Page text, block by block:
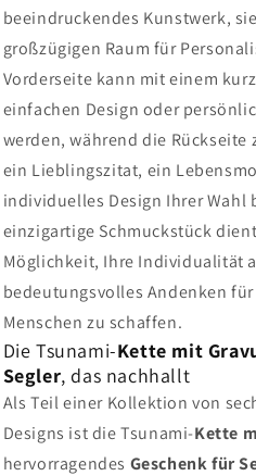
beeindruckendes Kunstwerk,
großzügigen Raum für
Vorderseite kann mit einem
einfachen Design oder
werden, während die
ein Lieblingszitat, ein
individuelles Design Ihrer Wahl
einzigartige Schmuckstück
Möglichkeit, Ihre Individualität
bedeutungsvolles Andenken
Menschen zu schaffen.
Die Tsunami-Kette mit
Segler, das nachhallt
Als Teil einer Kollektion von
Designs ist die Tsunami-Kette
hervorragendes Geschenk für